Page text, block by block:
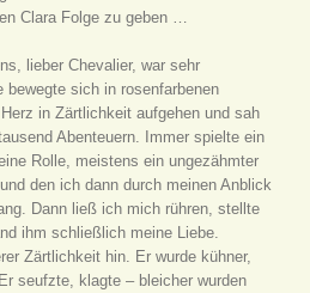
Clara Folge zu geben …
lieber Chevalier, war sehr
sich in rosenfarbenen
in Zärtlichkeit aufgehen und sah
Abenteuern. Immer spielte ein
Rolle, meistens ein ungezähmter
den ich dann durch meinen Anblick
Dann ließ ich mich rühren, stellte
ihm schließlich meine Liebe.
Zärtlichkeit hin. Er wurde kühner,
seufzte, klagte – bleicher wurden